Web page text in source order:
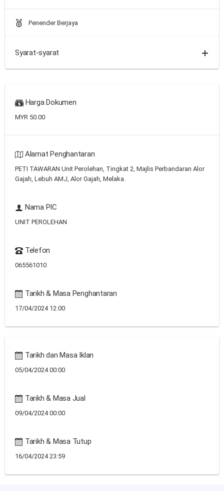
Penender Berjaya
Syarat-syarat
Harga Dokumen
MYR 50.00
Alamat Penghantaran
PETI TAWARAN Unit Perolehan, Tingkat 2, Majlis Perbandaran Alor
Gajah, Lebuh AMJ, Alor Gajah, Melaka.
Nama PIC
UNIT PEROLEHAN
Telefon
065561010
Tarikh & Masa Penghantaran
17/04/2024 12:00
Tarikh dan Masa Iklan
05/04/2024 00:00
Tarikh & Masa Jual
09/04/2024 00:00
Tarikh & Masa Tutup
16/04/2024 23:59